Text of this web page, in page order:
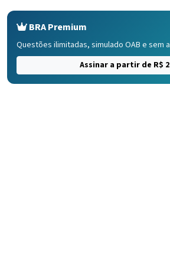
BRA Premium
Questões ilimitadas, simulado OAB e sem
Assinar a partir de R$